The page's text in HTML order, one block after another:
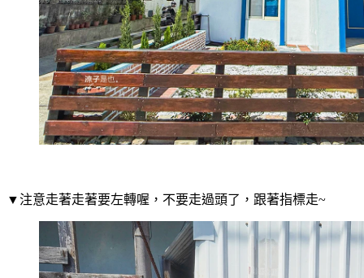
▼注意走著走著要左轉喔，不要走過頭了，跟著指標走~